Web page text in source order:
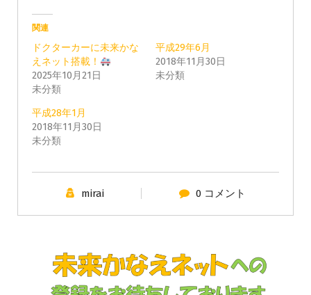
関連
ドクターカーに未来かな
えネット搭載！
2025年10月21日
未分類
平成29年6月
2018年11月30日
未分類
平成28年1月
2018年11月30日
未分類
mirai 0 コメント